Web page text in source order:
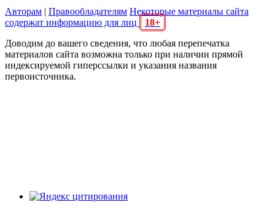
Авторам | Правообладателям Некоторые материалы сайта
содержат информацию для лиц
18+
Доводим до вашего сведения, что любая перепечатка
материалов сайта возможна только при наличии прямой
индексируемой гиперссылки и указания названия
первоисточника.